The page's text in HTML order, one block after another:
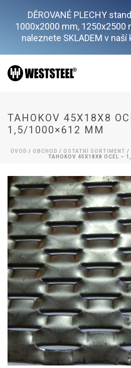
DĚROVANÉ PLECHY
1000x2000 mm, 1250x2500
naleznete SKLADEM v
TAHOKOV 45X18X8
1,5/1000×612 MM
ÚVOD / OBCHOD / OSTATNÍ SORTIMENT /
TAHOKOV 45X18X8 OCEL –